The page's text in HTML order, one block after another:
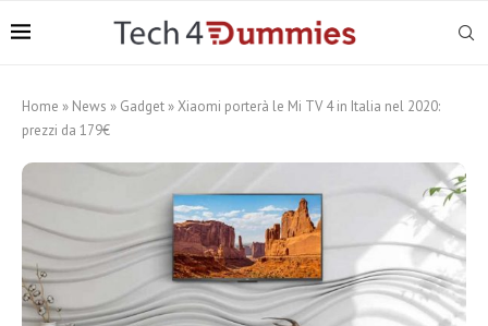
Home » News » Gadget »Xiaomi porterà le Mi TV 4 in Italia nel 2020:
prezzi da 179€